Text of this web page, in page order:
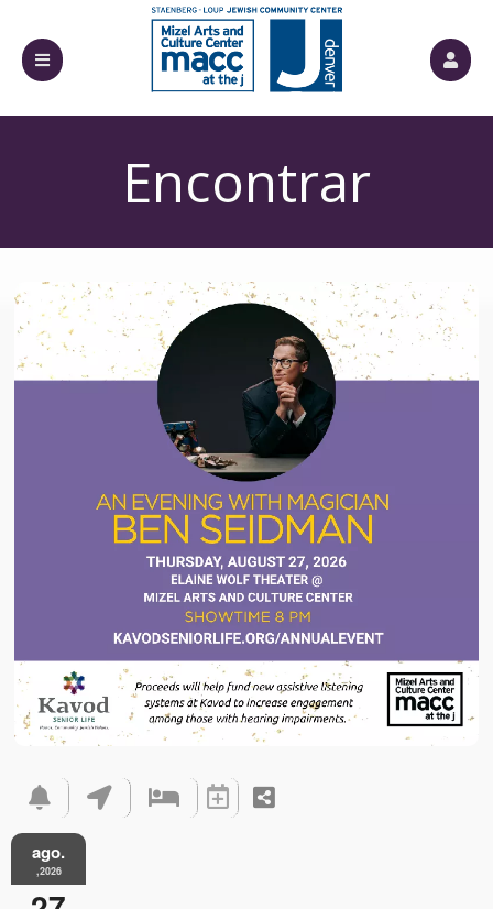
Encontrar
Entradas
ago.
,2026